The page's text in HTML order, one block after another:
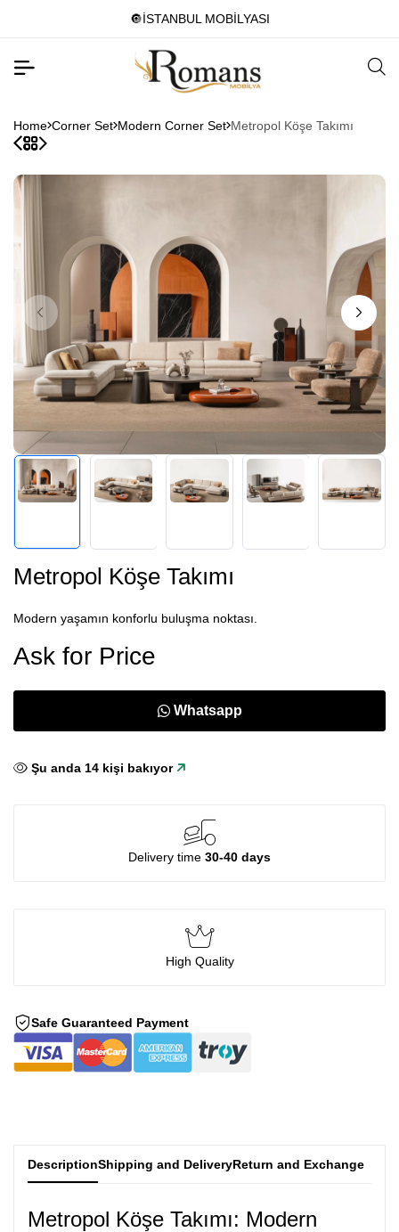
🔘İSTANBUL MOBİLYASI
Home Corner Set Modern Corner Set Metropol Köşe Takımı
Metropol Köşe Takımı
Modern yaşamın konforlu buluşma noktası.
Ask for Price
Whatsapp
Şu anda 14 kişi bakıyor
Delivery time 30-40 days
High Quality
Safe Guaranteed Payment
DescriptionShipping and DeliveryReturn and Exchange
Metropol Köşe Takımı: Modern